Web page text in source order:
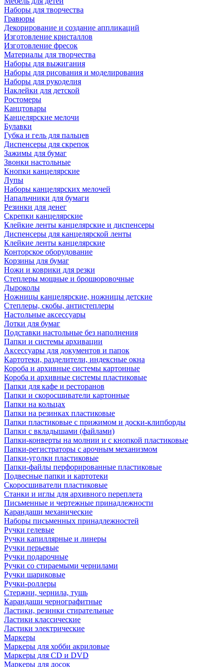
Наборы для творчества
Гравюры
Декорирование и создание аппликаций
Изготовление кристаллов
Изготовление фресок
Материалы для творчества
Наборы для выжигания
Наборы для рисования и моделирования
Наборы для рукоделия
Наклейки для детской
Ростомеры
Канцтовары
Канцелярские мелочи
Булавки
Губка и гель для пальцев
Диспенсеры для скрепок
Зажимы для бумаг
Звонки настольные
Кнопки канцелярские
Лупы
Наборы канцелярских мелочей
Напальчники для бумаги
Резинки для денег
Скрепки канцелярские
Клейкие ленты канцелярские и диспенсеры
Диспенсеры для канцелярской ленты
Клейкие ленты канцелярские
Конторское оборудование
Корзины для бумаг
Ножи и коврики для резки
Степлеры мощные и брошюровочные
Дыроколы
Ножницы канцелярские, ножницы детские
Степлеры, скобы, антистеплеры
Настольные аксессуары
Лотки для бумаг
Подставки настольные без наполнения
Папки и системы архивации
Аксессуары для документов и папок
Картотеки, разделители, индексные окна
Короба и архивные системы картонные
Короба и архивные системы пластиковые
Папки для кафе и ресторанов
Папки и скоросшиватели картонные
Папки на кольцах
Папки на резинках пластиковые
Папки пластиковые с прижимом и доски-клипборды
Папки с вкладышами (файлами)
Папки-конверты на молнии и с кнопкой пластиковые
Папки-регистраторы с арочным механизмом
Папки-уголки пластиковые
Папки-файлы перфорированные пластиковые
Подвесные папки и картотеки
Скоросшиватели пластиковые
Станки и иглы для архивного переплета
Письменные и чертежные принадлежности
Карандаши механические
Наборы письменных принадлежностей
Ручки гелевые
Ручки капиллярные и линеры
Ручки перьевые
Ручки подарочные
Ручки со стираемыми чернилами
Ручки шариковые
Ручки-роллеры
Стержни, чернила, тушь
Карандаши чернографитные
Ластики, резинки стирательные
Ластики классические
Ластики электрические
Маркеры
Маркеры для хобби акриловые
Маркеры для CD и DVD
Маркеры для досок